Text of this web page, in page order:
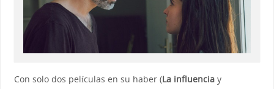
Con solo dos películas en su haber (La influenciay